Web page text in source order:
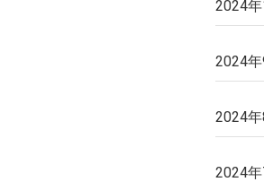
2024年
2024年
2024年
2024年